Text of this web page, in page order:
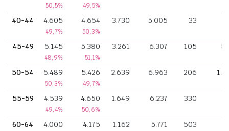
50,5% 49,5%
40-44 4.605
49,7%
4.654
50,3%
3.730 5.005 33
45-49 5.145
48,9%
5.380
51,1%
3.261 6.307 105
50-54 5.489
50,3%
5.426
49,7%
2.639 6.963 206
55-59 4.539
49,4%
4.650
50,6%
1.649 6.237 330
60-64 4.000 4.175 1.162 5.771 503